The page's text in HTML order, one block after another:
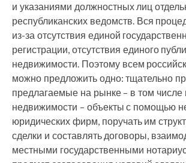
и указаниями должностных лиц
республиканских ведомств. Вся
из-за отсутствия единой
регистрации, отсутствия единого
недвижимости. Поэтому всем
можно предложить одно: тщательно
предлагаемые на рынке – в том числе
недвижимости – объекты с помощью
юридических фирм, поручать им
сделки и составлять договоры,
местными государственными